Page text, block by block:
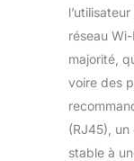
réseau
majorité,
voire des
(RJ45),
stable à